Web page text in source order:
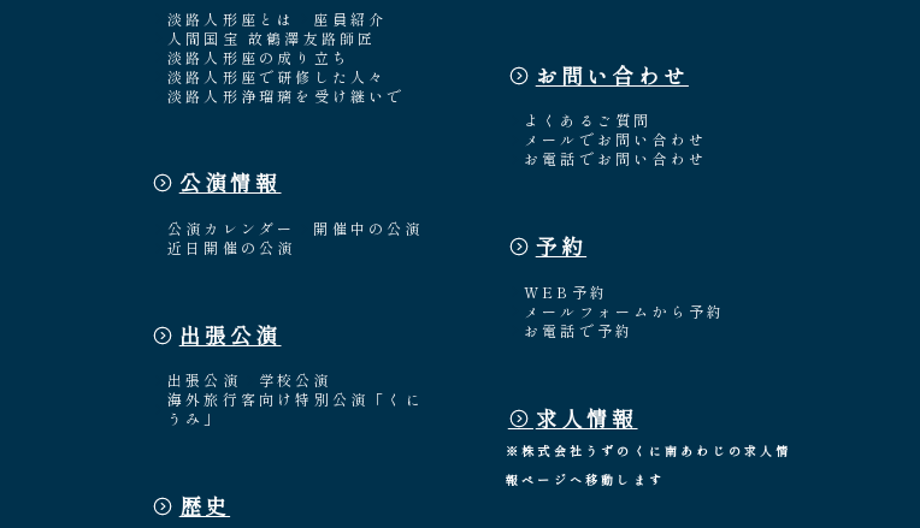
淡路人形座とは
座員紹介
人間国宝 故鶴澤友路師匠
淡路人形座の成り立ち
淡路人形座で研修した人々
淡路人形浄瑠璃を受け継いで
公演情報
公演カレンダー
開催中の公演
近日開催の公演
出張公演
出張公演
学校公演
海外旅行客向け特別公演「くに
うみ」
歴史
お問い合わせ
よくあるご質問
メールでお問い合わせ
お電話でお問い合わせ
予約
WEB予約
メールフォームから予約
お電話で予約
求人情報
※株式会社うずのくに南あわじの求人情
報ページへ移動します